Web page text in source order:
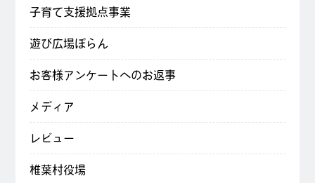
子育て支援拠点事業
遊び広場ぽらん
お客様アンケートへのお返事
メディア
レビュー
椎葉村役場